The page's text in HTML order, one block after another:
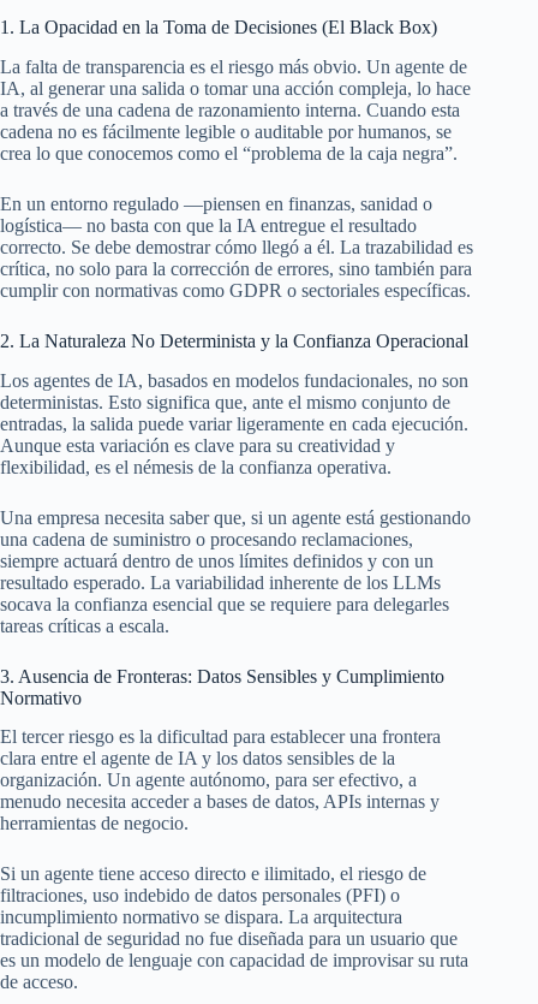
1. La Opacidad en la Toma de Decisiones (El Black Box)
La falta de transparencia es el riesgo más obvio. Un agente de
IA, al generar una salida o tomar una acción compleja, lo hace
a través de una cadena de razonamiento interna. Cuando esta
cadena no es fácilmente legible o auditable por humanos, se
crea lo que conocemos como el “problema de la caja negra”.
En un entorno regulado —piensen en finanzas, sanidad o
logística— no basta con que la IA entregue el resultado
correcto. Se debe demostrar cómo llegó a él. La trazabilidad es
crítica, no solo para la corrección de errores, sino también para
cumplir con normativas como GDPR o sectoriales específicas.
2. La Naturaleza No Determinista y la Confianza Operacional
Los agentes de IA, basados en modelos fundacionales, no son
deterministas. Esto significa que, ante el mismo conjunto de
entradas, la salida puede variar ligeramente en cada ejecución.
Aunque esta variación es clave para su creatividad y
flexibilidad, es el némesis de la confianza operativa.
Una empresa necesita saber que, si un agente está gestionando
una cadena de suministro o procesando reclamaciones,
siempre actuará dentro de unos límites definidos y con un
resultado esperado. La variabilidad inherente de los LLMs
socava la confianza esencial que se requiere para delegarles
tareas críticas a escala.
3. Ausencia de Fronteras: Datos Sensibles y Cumplimiento
Normativo
El tercer riesgo es la dificultad para establecer una frontera
clara entre el agente de IA y los datos sensibles de la
organización. Un agente autónomo, para ser efectivo, a
menudo necesita acceder a bases de datos, APIs internas y
herramientas de negocio.
Si un agente tiene acceso directo e ilimitado, el riesgo de
filtraciones, uso indebido de datos personales (PFI) o
incumplimiento normativo se dispara. La arquitectura
tradicional de seguridad no fue diseñada para un usuario que
es un modelo de lenguaje con capacidad de improvisar su ruta
de acceso.